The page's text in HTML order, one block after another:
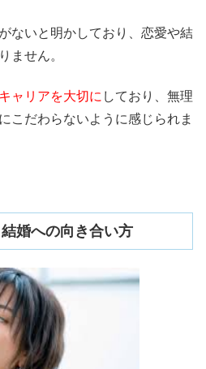
ないと明かしており、恋愛や結
ません。
ャリアを大切に しており、無理
こだわらないように感じられま
婚への向き合い方